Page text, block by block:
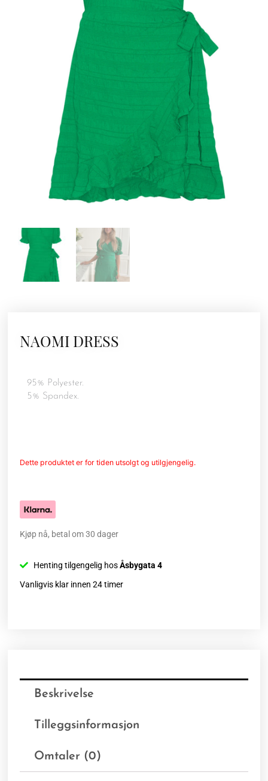
NAOMI DRESS
95% Polyester.
5% Spandex.
Dette produktet er for tiden utsolgt og utilgjengelig.
Kjøp nå, betal om 30 dager
Henting tilgengelig hosÅsbygata 4
Vanligvis klar innen 24 timer
Beskrivelse
Tilleggsinformasjon
Omtaler (0)